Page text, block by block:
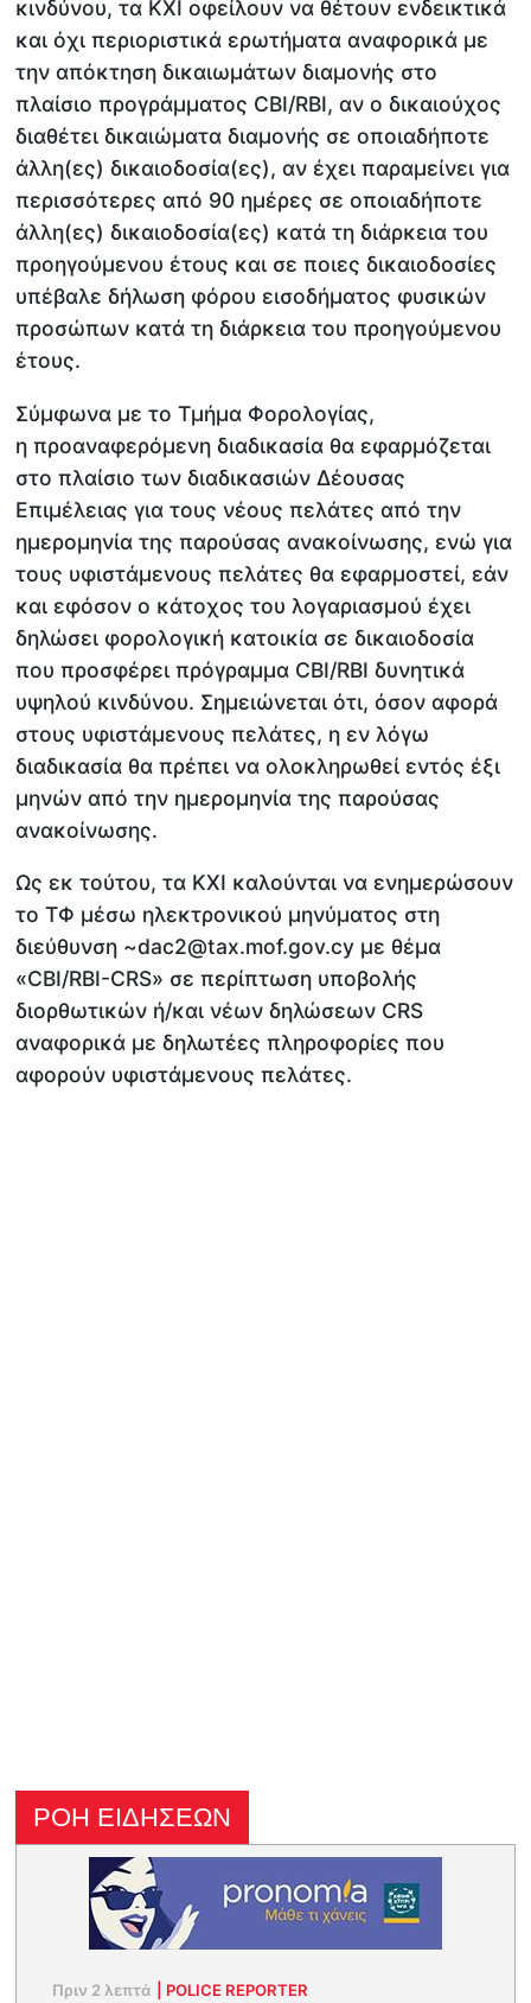
κινδύνου, τα ΚΧΙ οφείλουν να θέτουν ενδεικτικά
και όχι περιοριστικά ερωτήματα αναφορικά με
την απόκτηση δικαιωμάτων διαμονής στο
πλαίσιο προγράμματος CBI/RBI, αν ο δικαιούχος
διαθέτει δικαιώματα διαμονής σε οποιαδήποτε
άλλη(ες) δικαιοδοσία(ες), αν έχει παραμείνει για
περισσότερες από 90 ημέρες σε οποιαδήποτε
άλλη(ες) δικαιοδοσία(ες) κατά τη διάρκεια του
προηγούμενου έτους και σε ποιες δικαιοδοσίες
υπέβαλε δήλωση φόρου εισοδήματος φυσικών
προσώπων κατά τη διάρκεια του προηγούμενου
έτους.
Σύμφωνα με το Τμήμα Φορολογίας,
η προαναφερόμενη διαδικασία θα εφαρμόζεται
στο πλαίσιο των διαδικασιών Δέουσας
Επιμέλειας για τους νέους πελάτες από την
ημερομηνία της παρούσας ανακοίνωσης, ενώ για
τους υφιστάμενους πελάτες θα εφαρμοστεί, εάν
και εφόσον ο κάτοχος του λογαριασμού έχει
δηλώσει φορολογική κατοικία σε δικαιοδοσία
που προσφέρει πρόγραμμα CBI/RBI δυνητικά
υψηλού κινδύνου. Σημειώνεται ότι, όσον αφορά
στους υφιστάμενους πελάτες, η εν λόγω
διαδικασία θα πρέπει να ολοκληρωθεί εντός έξι
μηνών από την ημερομηνία της παρούσας
ανακοίνωσης.
Ως εκ τούτου, τα ΚΧΙ καλούνται να ενημερώσουν
το ΤΦ μέσω ηλεκτρονικού μηνύματος στη
διεύθυνση ~dac2@tax.mof.gov.cy με θέμα
«CBI/RBI-CRS» σε περίπτωση υποβολής
διορθωτικών ή/και νέων δηλώσεων CRS
αναφορικά με δηλωτέες πληροφορίες που
αφορούν υφιστάμενους πελάτες.
ΡΟΗ ΕΙΔΗΣΕΩΝ
Πριν 2 λεπτά POLICE REPORTER